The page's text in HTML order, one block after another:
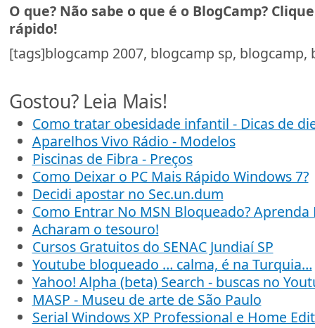
O que? Não sabe o que é o BlogCamp?
rápido!
[tags]blogcamp 2007, blogcamp sp, blogcamp,
Gostou? Leia Mais!
Como tratar obesidade infantil - Dicas de
Aparelhos Vivo Rádio - Modelos
Piscinas de Fibra - Preços
Como Deixar o PC Mais Rápido Windows 7?
Decidi apostar no Sec.un.dum
Como Entrar No MSN Bloqueado? Aprenda
Acharam o tesouro!
Cursos Gratuitos do SENAC Jundiaí SP
Youtube bloqueado … calma, é na Turquia…
Yahoo! Alpha (beta) Search - buscas no
MASP - Museu de arte de São Paulo
Serial Windows XP Professional e Home